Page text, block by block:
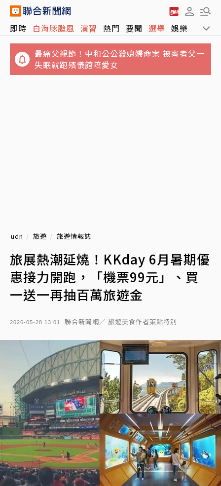
即時 白海豚颱風 演習 熱門 要聞 選舉 娛樂 運動
最痛父親節！中和公公殺媳婦命案 被害者父一
失眠就跑殯儀館陪愛女
udn 旅遊 旅遊情報誌
旅展熱潮延燒！KKday 6月暑期優
惠接力開跑，「機票99元」、買
一送一再抽百萬旅遊金
2026-05-28 13:01 聯合新聞網／ 旅遊美食作者萊點特別